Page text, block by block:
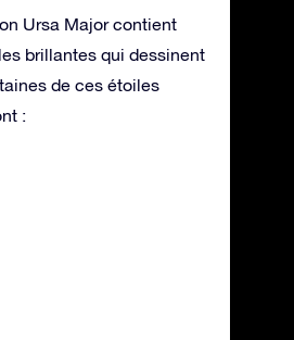
Ursa Major contient
brillantes qui dessinent
de ces étoiles
: